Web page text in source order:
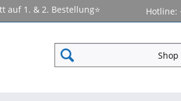
auf 1. & 2. Bestellung⭐ Hotline: